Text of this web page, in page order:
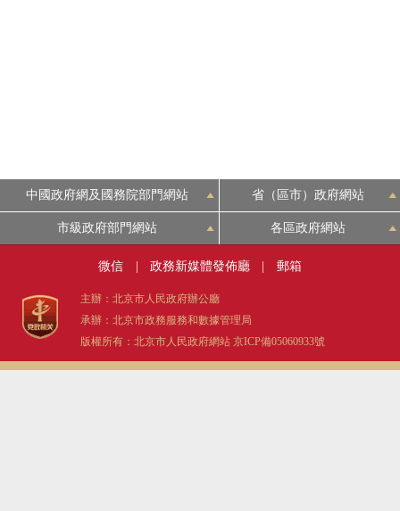
中國政府網及國務院部門網站 省（區市）政府網站
市級政府部門網站 各區政府網站
微信 政務新媒體發佈廳 郵箱
主辦：北京市人民政府辦公廳
承辦：北京市政務服務和數據管理局
版權所有：北京市人民政府網站 京ICP備05060933號